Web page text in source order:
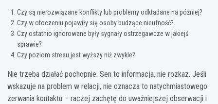
Czy są nierozwiązane konflikty lub problemy odkładane na później?
Czy w otoczeniu pojawiły się osoby budzące nieufność?
Czy ostatnio ignorowane były sygnały ostrzegawcze w jakiejś
sprawie?
Czy poziom stresu jest wyższy niż zwykle?
Nie trzeba działać pochopnie. Sen to informacja, nie rozkaz. Jeśli
wskazuje na problem w relacji, nie oznacza to natychmiastowego
zerwania kontaktu – raczej zachętę do uważniejszej obserwacji i